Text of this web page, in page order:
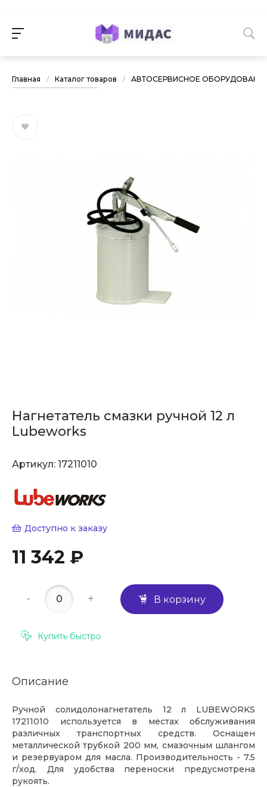
Главная / Каталог товаров / АВТОСЕРВИСНОЕ
Нагнетатель смазки ручной 12 л
Lubeworks
Артикул: 17211010
Доступно к заказу
11 342 ₽
- + В корзину
Купить быстро
Описание
Ручной солидолонагнетатель 12 л LUBEWORKS
17211010 используется в местах обслуживания
различных транспортных средств. Оснащен
металлической трубкой 200 мм, смазочным шлангом
и резервуаром для масла. Производительность - 7.5
г/ход. Для удобства переноски предусмотрена
рукоять.